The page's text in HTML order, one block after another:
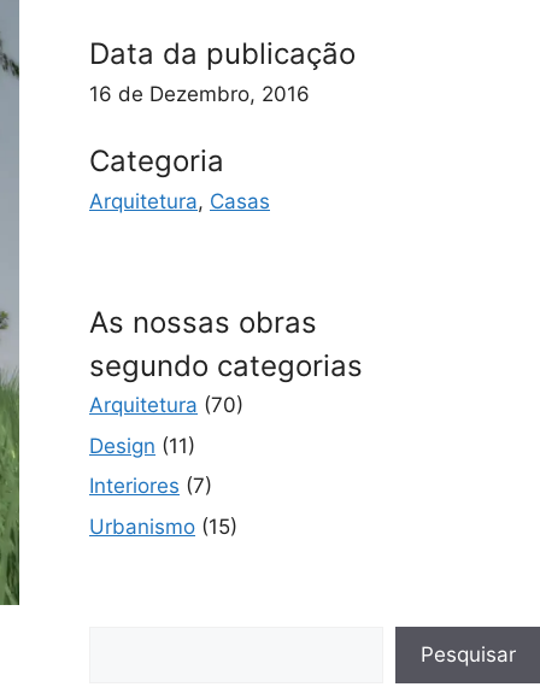
Data da publicação
16 de Dezembro, 2016
Categoria
Arquitetura, Casas
As nossas obras
segundo categorias
Arquitetura (70)
Design (11)
Interiores (7)
Urbanismo (15)
Pesquisar